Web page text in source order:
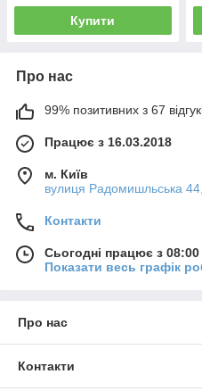
Купити
Про нас
99% позитивних з 67
Працює з 16.03.2018
м. Київ
вулиця Радомишльська
Контакти
Сьогодні працює з
Показати весь графік
Про нас
Контакти